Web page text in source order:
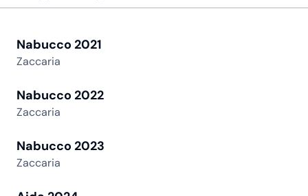
Nabucco 2021
Zaccaria
Nabucco 2022
Zaccaria
Nabucco 2023
Zaccaria